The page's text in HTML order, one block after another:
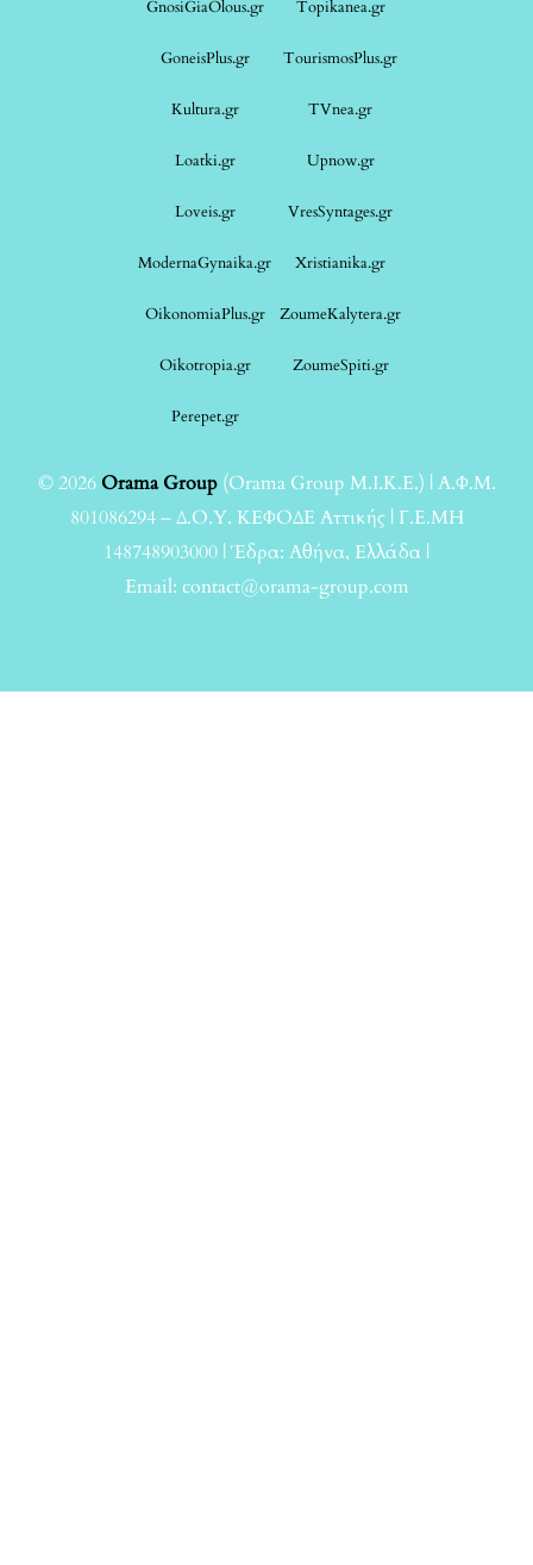
GnosiGiaOlous.gr Topikanea.gr
GoneisPlus.gr TourismosPlus.gr
Kultura.gr TVnea.gr
Loatki.gr Upnow.gr
Loveis.gr VresSyntages.gr
ModernaGynaika.gr Xristianika.gr
OikonomiaPlus.gr ZoumeKalytera.gr
Oikotropia.gr ZoumeSpiti.gr
Perepet.gr
© 2026Orama Group(Orama Group Μ.Ι.Κ.Ε.) | Α.Φ.Μ.
801086294 – Δ.Ο.Υ. ΚΕΦΟΔΕ Αττικής | Γ.Ε.ΜΗ
148748903000 | Έδρα: Αθήνα, Ελλάδα |
Email: contact@orama-group.com